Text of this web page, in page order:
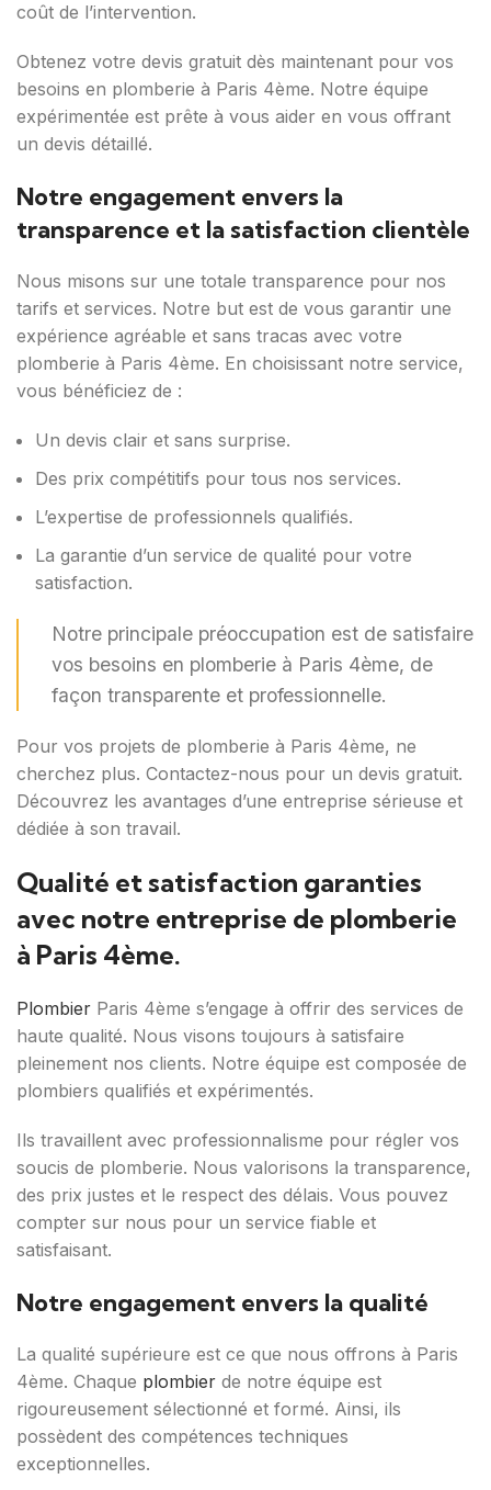
coût de l’intervention.
Obtenez votre devis gratuit dès maintenant pour vos
besoins en plomberie à Paris 4ème. Notre équipe
expérimentée est prête à vous aider en vous offrant
un devis détaillé.
Notre engagement envers la
transparence et la satisfaction clientèle
Nous misons sur une totale transparence pour nos
tarifs et services. Notre but est de vous garantir une
expérience agréable et sans tracas avec votre
plomberie à Paris 4ème. En choisissant notre service,
vous bénéficiez de :
Un devis clair et sans surprise.
Des prix compétitifs pour tous nos services.
L’expertise de professionnels qualifiés.
La garantie d’un service de qualité pour votre
satisfaction.
Notre principale préoccupation est de satisfaire
vos besoins en plomberie à Paris 4ème, de
façon transparente et professionnelle.
Pour vos projets de plomberie à Paris 4ème, ne
cherchez plus. Contactez-nous pour un devis gratuit.
Découvrez les avantages d’une entreprise sérieuse et
dédiée à son travail.
Qualité et satisfaction garanties
avec notre entreprise de plomberie
à Paris 4ème.
Plombier Paris 4ème s’engage à offrir des services de
haute qualité. Nous visons toujours à satisfaire
pleinement nos clients. Notre équipe est composée de
plombiers qualifiés et expérimentés.
Ils travaillent avec professionnalisme pour régler vos
soucis de plomberie. Nous valorisons la transparence,
des prix justes et le respect des délais. Vous pouvez
compter sur nous pour un service fiable et
satisfaisant.
Notre engagement envers la qualité
La qualité supérieure est ce que nous offrons à Paris
4ème. Chaque plombier de notre équipe est
rigoureusement sélectionné et formé. Ainsi, ils
possèdent des compétences techniques
exceptionnelles.